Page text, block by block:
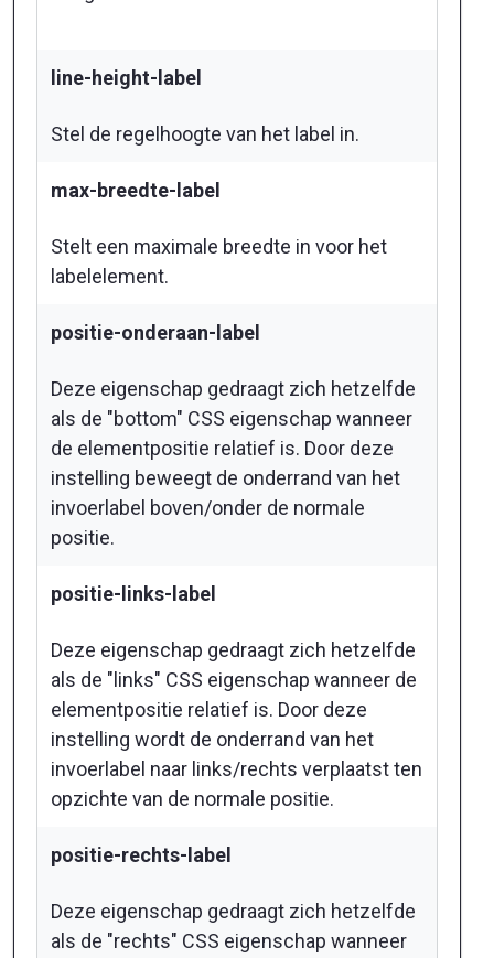
line-height-label
Stel de regelhoogte van het label in.
max-breedte-label
Stelt een maximale breedte in voor het
labelelement.
positie-onderaan-label
Deze eigenschap gedraagt zich hetzelfde
als de "bottom" CSS eigenschap wanneer
de elementpositie relatief is. Door deze
instelling beweegt de onderrand van het
invoerlabel boven/onder de normale
positie.
positie-links-label
Deze eigenschap gedraagt zich hetzelfde
als de "links" CSS eigenschap wanneer de
elementpositie relatief is. Door deze
instelling wordt de onderrand van het
invoerlabel naar links/rechts verplaatst ten
opzichte van de normale positie.
positie-rechts-label
Deze eigenschap gedraagt zich hetzelfde
als de "rechts" CSS eigenschap wanneer